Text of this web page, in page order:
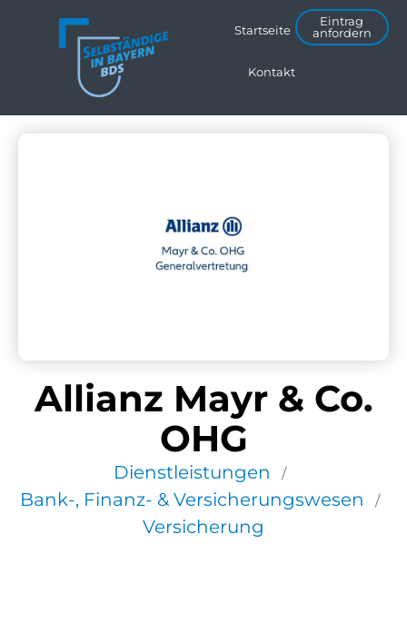
Startseite
Kontakt
Eintrag
anfordern
Allianz Mayr & Co.
OHG
Dienstleistungen /
Bank-, Finanz- & Versicherungswesen /
Versicherung